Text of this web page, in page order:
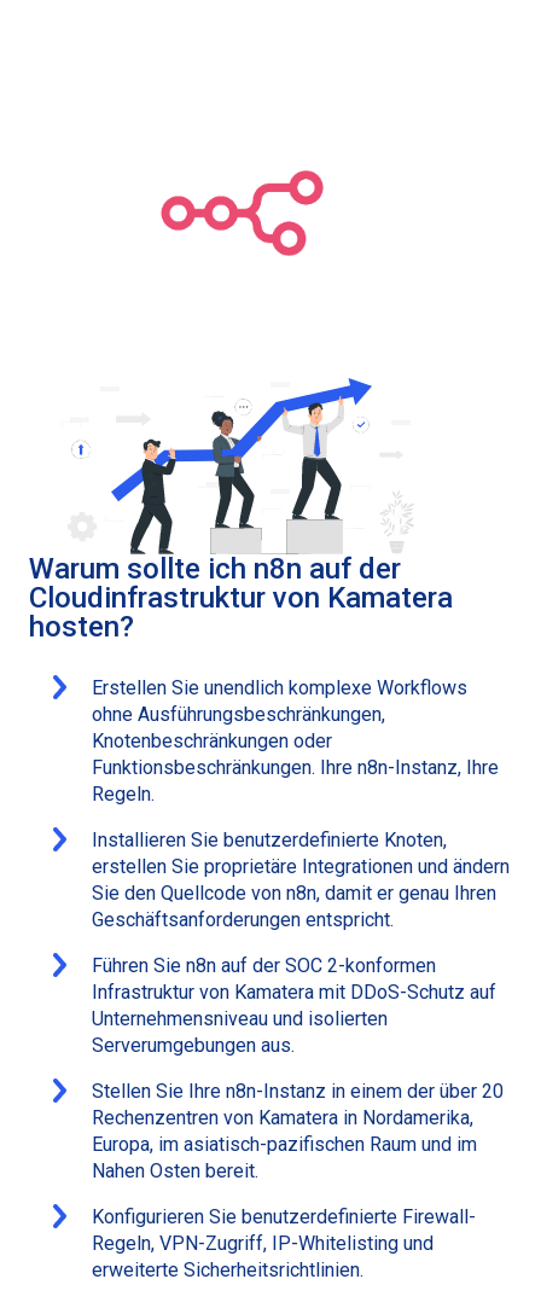
Warum sollte ich n8n auf der
Cloudinfrastruktur von Kamatera
hosten?
Erstellen Sie unendlich komplexe Workflows
ohne Ausführungsbeschränkungen,
Knotenbeschränkungen oder
Funktionsbeschränkungen. Ihre n8n-Instanz, Ihre
Regeln.
Installieren Sie benutzerdefinierte Knoten,
erstellen Sie proprietäre Integrationen und ändern
Sie den Quellcode von n8n, damit er genau Ihren
Geschäftsanforderungen entspricht.
Führen Sie n8n auf der SOC 2-konformen
Infrastruktur von Kamatera mit DDoS-Schutz auf
Unternehmensniveau und isolierten
Serverumgebungen aus.
Stellen Sie Ihre n8n-Instanz in einem der über 20
Rechenzentren von Kamatera in Nordamerika,
Europa, im asiatisch-pazifischen Raum und im
Nahen Osten bereit.
Konfigurieren Sie benutzerdefinierte Firewall-
Regeln, VPN-Zugriff, IP-Whitelisting und
erweiterte Sicherheitsrichtlinien.